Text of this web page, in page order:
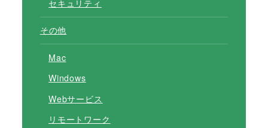
セキュリティ
その他
Mac
Windows
Webサービス
リモートワーク